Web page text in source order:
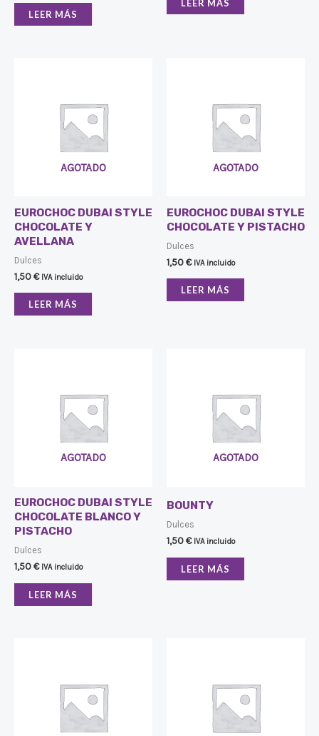
LEER MÁS
LEER MÁS
AGOTADO
EUROCHOC DUBAI STYLE
CHOCOLATE Y
AVELLANA
Dulces
1,50€ IVA incluido
LEER MÁS
AGOTADO
EUROCHOC DUBAI STYLE
CHOCOLATE Y PISTACHO
Dulces
1,50€ IVA incluido
LEER MÁS
AGOTADO
EUROCHOC DUBAI STYLE
CHOCOLATE BLANCO Y
PISTACHO
Dulces
1,50€ IVA incluido
LEER MÁS
AGOTADO
BOUNTY
Dulces
1,50€ IVA incluido
LEER MÁS